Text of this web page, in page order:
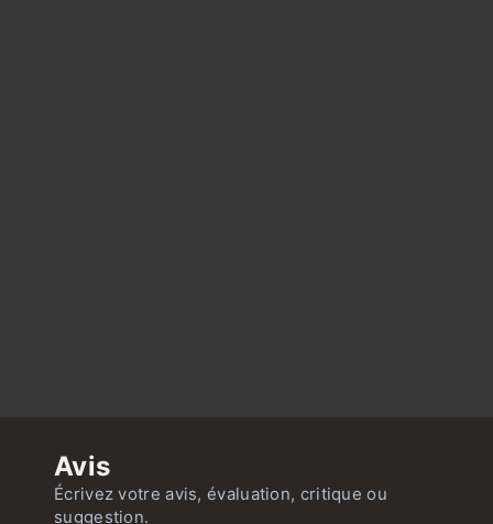
Avis
Écrivez votre avis, évaluation, critique ou
suggestion.